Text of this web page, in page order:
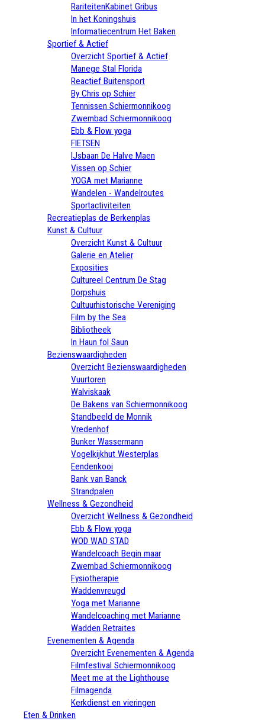
RariteitenKabinet Gribus
In het Koningshuis
Informatiecentrum Het Baken
Sportief & Actief
Overzicht Sportief & Actief
Manege Stal Florida
Reactief Buitensport
By Chris op Schier
Tennissen Schiermonnikoog
Zwembad Schiermonnikoog
Ebb & Flow yoga
FIETSEN
IJsbaan De Halve Maen
Vissen op Schier
YOGA met Marianne
Wandelen - Wandelroutes
Sportactiviteiten
Recreatieplas de Berkenplas
Kunst & Cultuur
Overzicht Kunst & Cultuur
Galerie en Atelier
Exposities
Cultureel Centrum De Stag
Dorpshuis
Cultuurhistorische Vereniging
Film by the Sea
Bibliotheek
In Haun fol Saun
Bezienswaardigheden
Overzicht Bezienswaardigheden
Vuurtoren
Walviskaak
De Bakens van Schiermonnikoog
Standbeeld de Monnik
Vredenhof
Bunker Wassermann
Vogelkijkhut Westerplas
Eendenkooi
Bank van Banck
Strandpalen
Wellness & Gezondheid
Overzicht Wellness & Gezondheid
Ebb & Flow yoga
WOD WAD STAD
Wandelcoach Begin maar
Zwembad Schiermonnikoog
Fysiotherapie
Waddenvreugd
Yoga met Marianne
Wandelcoaching met Marianne
Wadden Retraites
Evenementen & Agenda
Overzicht Evenementen & Agenda
Filmfestival Schiermonnikoog
Meet me at the Lighthouse
Filmagenda
Kerkdienst en vieringen
Eten & Drinken